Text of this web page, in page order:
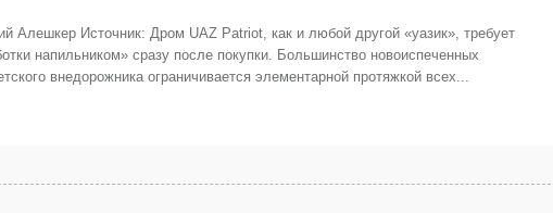
Алешкер Источник: Дром UAZ Patriot, как и любой другой «уазик», требует
напильником» сразу после покупки. Большинство новоиспеченных
внедорожника ограничивается элементарной протяжкой всех...